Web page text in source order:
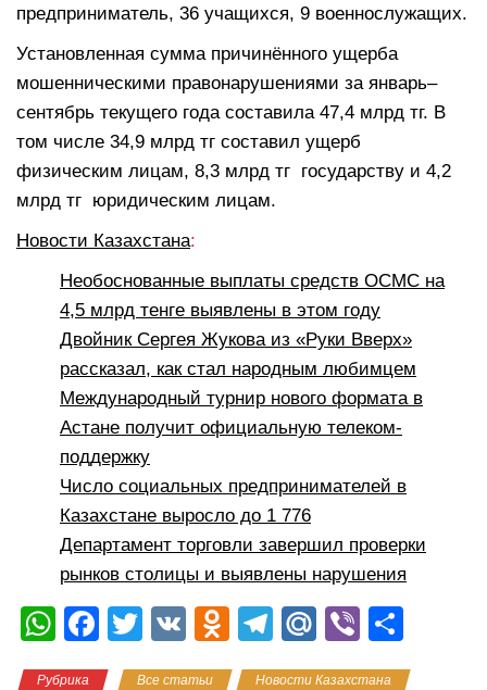
предприниматель, 36 учащихся, 9 военнослужащих.
Установленная сумма причинённого ущерба
мошенническими правонарушениями за январь–
сентябрь текущего года составила 47,4 млрд тг. В
том числе 34,9 млрд тг составил ущерб
физическим лицам, 8,3 млрд тг государству и 4,2
млрд тг юридическим лицам.
Новости Казахстана:
Необоснованные выплаты средств ОСМС на
4,5 млрд тенге выявлены в этом году
Двойник Сергея Жукова из «Руки Вверх»
рассказал, как стал народным любимцем
Международный турнир нового формата в
Астане получит официальную телеком-
поддержку
Число социальных предпринимателей в
Казахстане выросло до 1 776
Департамент торговли завершил проверки
рынков столицы и выявлены нарушения
W F
T
V
O
T
M Vi
Рубрика Все статьи Новости Казахстана